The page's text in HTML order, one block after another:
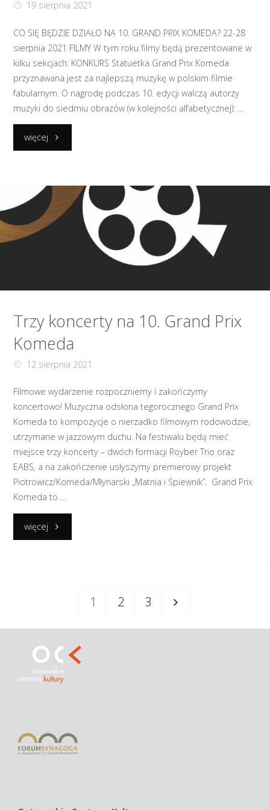
19 sierpnia 2021
CO SIĘ BĘDZIE DZIAŁO NA 10. GRAND PRIX KOMEDA? 22-28
sierpnia 2021 FILMY W tym roku filmy będą prezentowane w
kilku sekcjach: KONKURS Statuetka Grand Prix Komeda
przyznawana jest za najlepszą muzykę w polskim filmie
fabularnym. O nagrodę podczas 10. edycji walczą autorzy
muzyki do siedmiu obrazów (w kolejności alfabetycznej): …
więcej"Festiwalowy
Trzy koncerty na 10. Grand Prix
Komeda
12 sierpnia 2021
Filmowe wydarzenie rozpoczniemy i zakończymy
koncertowo! Muzyczna odsłona tegorocznego Grand Prix
Komeda to kompozycje o nierzadko filmowym rodowodzie,
utrzymane w jazzowym duchu. Na festiwalu będą mieć
miejsce trzy koncerty – dwóch formacji Royber Trio oraz
EABS, a na zakończenie usłyszymy premierowy projekt
Piotrowicz/Komeda/Młynarski „Matnia i Śpiewnik”. Grand Prix
Komeda to …
więcej"Trzy
Grand
Prix
Komeda"
Stronicowanie
wpisów
1 2 3